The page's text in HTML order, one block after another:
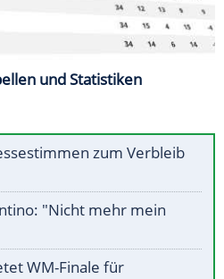
und Statistiken
zum Verbleib
"Nicht mehr mein
WM-Finale für